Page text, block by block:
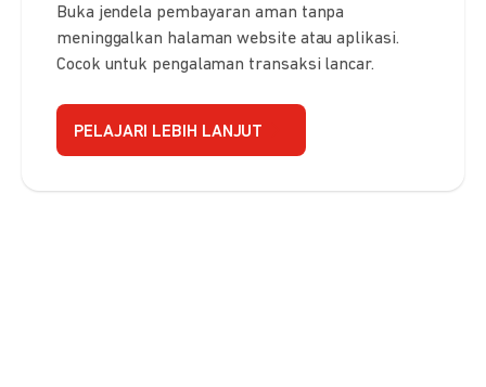
Buka jendela pembayaran aman tanpa
meninggalkan halaman website atau aplikasi.
Cocok untuk pengalaman transaksi lancar.
PELAJARI LEBIH LANJUT